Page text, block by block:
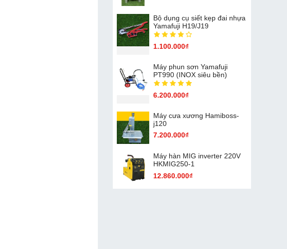
Bộ dụng cụ siết kẹp đai nhựa
Yamafuji H19/J19
1.100.000₫
Máy phun sơn Yamafuji
PT990 (INOX siêu bền)
6.200.000₫
Máy cưa xương Hamiboss-
j120
7.200.000₫
Máy hàn MIG inverter 220V
HKMIG250-1
12.860.000₫